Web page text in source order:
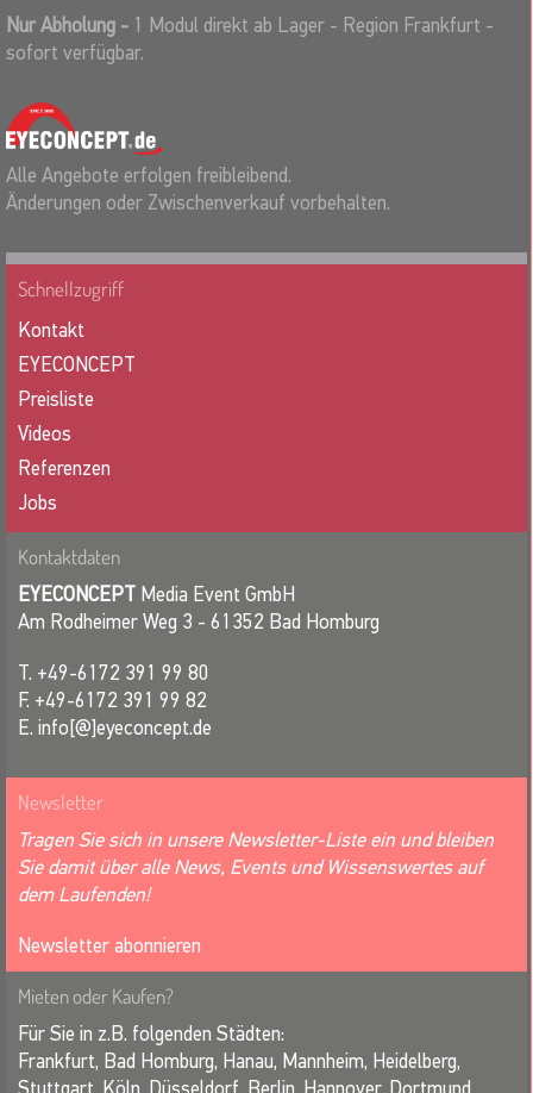
Nur Abholung - 1 Modul direkt ab Lager - Region Frankfurt -
sofort verfügbar.
Alle Angebote erfolgen freibleibend.
Änderungen oder Zwischenverkauf vorbehalten.
Schnellzugriff
Kontakt
EYECONCEPT
Preisliste
Videos
Referenzen
Jobs
Kontaktdaten
EYECONCEPT Media Event GmbH
Am Rodheimer Weg 3 - 61352 Bad Homburg
T. +49-6172 391 99 80
F. +49-6172 391 99 82
E. info[@]eyeconcept.de
Newsletter
Tragen Sie sich in unsere Newsletter-Liste ein und bleiben
Sie damit über alle News, Events und Wissenswertes auf
dem Laufenden!
Newsletter abonnieren
Mieten oder Kaufen?
Für Sie in z.B. folgenden Städten:
Frankfurt, Bad Homburg, Hanau, Mannheim, Heidelberg,